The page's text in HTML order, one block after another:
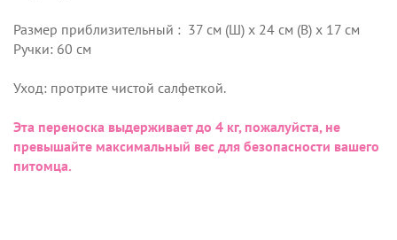
Размер приблизительный : 37 см (Ш) х 24 см (В) х 17 см
Ручки: 60 см
Уход: протрите чистой салфеткой.
Эта переноска выдерживает до 4 кг, пожалуйста, не
превышайте максимальный вес для безопасности вашего
питомца.